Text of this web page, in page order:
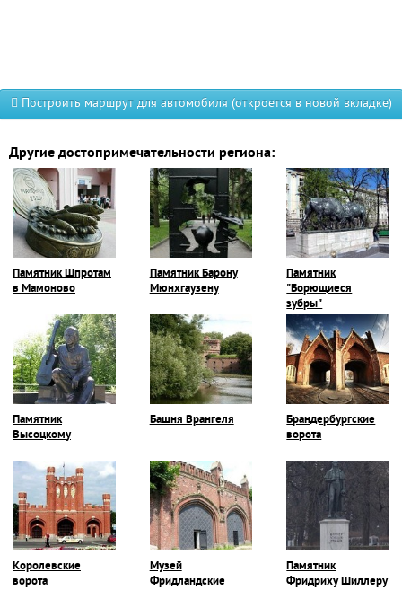
Построить маршрут для автомобиля (откроется в новой вкладке)
Другие достопримечательности региона:
Памятник Шпротам
в Мамоново
Памятник Барону
Мюнхгаузену
Памятник
"Борющиеся
зубры"
Памятник
Высоцкому
Башня Врангеля
Брандербургские
ворота
Королевские
ворота
Музей
Фридландские
Памятник
Фридриху Шиллеру